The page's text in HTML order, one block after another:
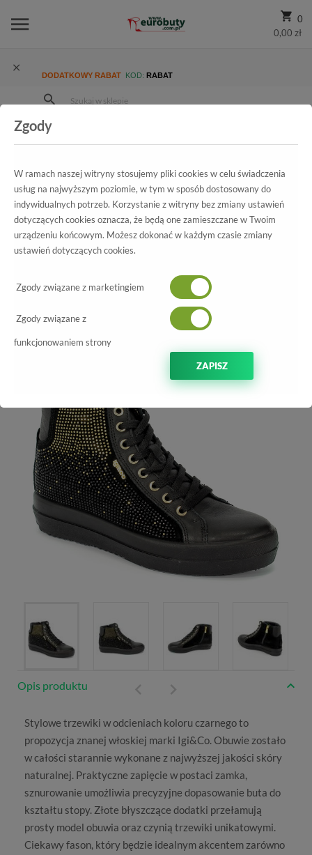
0
0,00 zł
DODATKOWY RABAT KOD: RABAT
Kolekcja damska
Trzewiki i Botki
Wszystkie produkty
87738/00 Scam.super nero
Opis produktu
Stylowe trzewiki w odcieniach koloru czarnego to
propozycja znanej włoskiej marki Igi&Co. Obuwie zostało
w całości starannie wykonane z najwyższej jakości skóry
naturalnej. Praktyczne zapięcie w postaci zamka,
sznurowanie umożliwia precyzyjne dopasowanie buta do
kształtu stopy. Złote błyszczące dodatki przełamują
prosty model obuwia oraz czynią trzewiki unikatowymi.
Ciekawy fason, który będzie idealnym akcentem zarówno
Zgody
W ramach naszej witryny stosujemy pliki cookies w celu świadczenia
usług na najwyższym poziomie, w tym w sposób dostosowany do
indywidualnych potrzeb. Korzystanie z witryny bez zmiany ustawień
dotyczących cookies oznacza, że będą one zamieszczane w Twoim
urządzeniu końcowym. Możesz dokonać w każdym czasie zmiany
ustawień dotyczących cookies.
Zgody związane z marketingiem
Zgody związane z
funkcjonowaniem strony
ZAPISZ